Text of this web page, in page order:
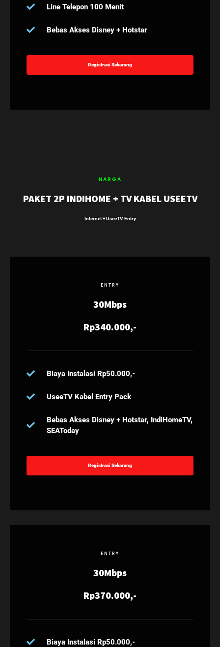
Line Telepon 100 Menit
Bebas Akses Disney + Hotstar
Registrasi Sekarang
HARGA
PAKET 2P INDIHOME + TV KABEL USEETV
Internet + UseeTV Entry
ENTRY
30Mbps
Rp340.000,-
Biaya Instalasi Rp50.000,-
UseeTV Kabel Entry Pack
Bebas Akses Disney + Hotstar, IndiHomeTV,
SEAToday
Registrasi Sekarang
ENTRY
30Mbps
Rp370.000,-
Biaya Instalasi Rp50.000,-